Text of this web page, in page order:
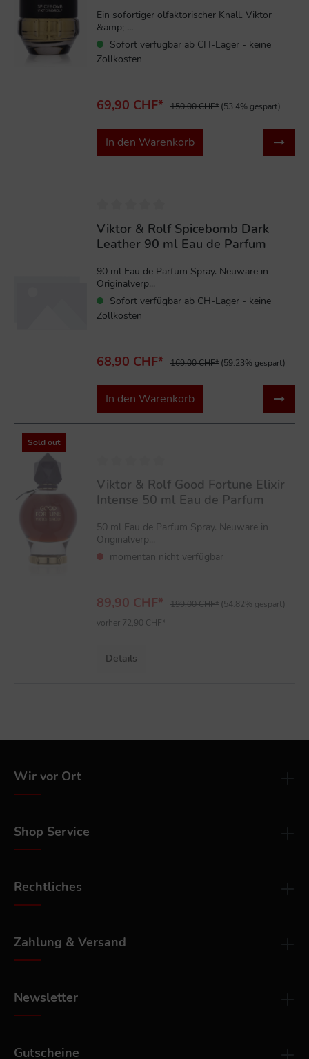
Ein sofortiger olfaktorischer Knall. Viktor
&amp; ...
Sofort verfügbar ab CH-Lager - keine
Zollkosten
69,90 CHF* 150,00 CHF* (53.4% gespart)
In den Warenkorb
Viktor & Rolf Spicebomb Dark
Leather 90 ml Eau de Parfum
90 ml Eau de Parfum Spray. Neuware in
Originalverp...
Sofort verfügbar ab CH-Lager - keine
Zollkosten
68,90 CHF* 169,00 CHF* (59.23% gespart)
In den Warenkorb
Sold out
Viktor & Rolf Good Fortune Elixir
Intense 50 ml Eau de Parfum
50 ml Eau de Parfum Spray. Neuware in
Originalverp...
momentan nicht verfügbar
89,90 CHF* 199,00 CHF* (54.82% gespart)
vorher 72,90 CHF*
Details
Wir vor Ort
Shop Service
Rechtliches
Zahlung & Versand
Newsletter
Gutscheine